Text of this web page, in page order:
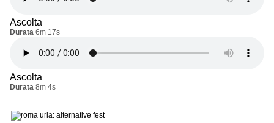
Ascolta
Durata 6m 17s
Ascolta
Durata 8m 4s